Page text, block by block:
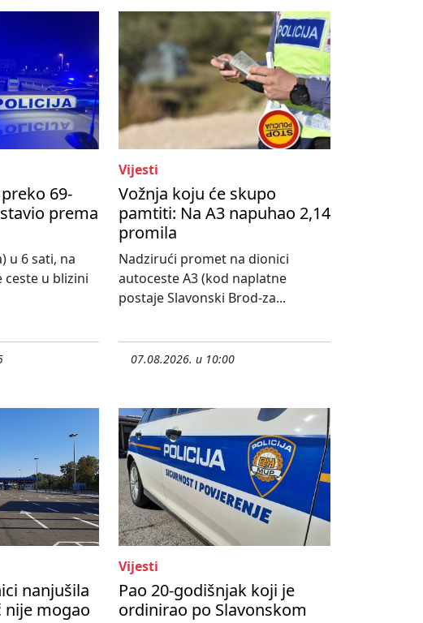
69-
prema
u 6 sati, na
ceste u blizini
Vijesti
Vožnja koju će skupo
pamtiti: Na A3 napuhao 2,14
promila
Nadzirući promet na dionici
autoceste A3 (kod naplatne
postaje Slavonski Brod-za...
07.08.2026. u 10:00
nanjušila
nije mogao
Vijesti
Pao 20-godišnjak koji je
ordinirao po Slavonskom